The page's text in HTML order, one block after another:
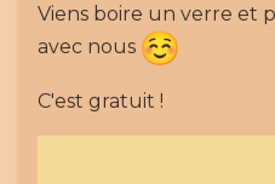
Viens boire un verre et
avec nous
C'est gratuit !